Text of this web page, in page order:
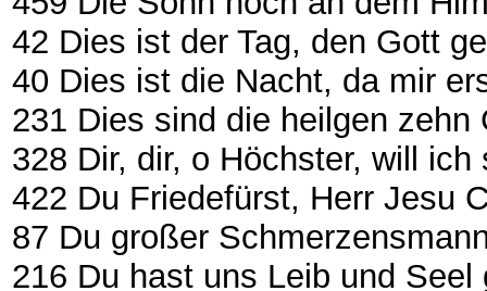
42 Dies ist der Tag, den Gott
40 Dies ist die Nacht, da mir
231 Dies sind die heilgen
328 Dir, dir, o Höchster, will
422 Du Friedefürst, Herr Jesu
87 Du großer
216 Du hast uns Leib und